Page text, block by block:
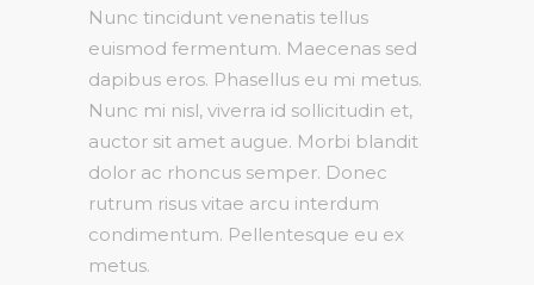
Nunc tincidunt venenatis tellus
euismod fermentum. Maecenas sed
dapibus eros. Phasellus eu mi metus.
Nunc mi nisl, viverra id sollicitudin et,
auctor sit amet augue. Morbi blandit
dolor ac rhoncus semper. Donec
rutrum risus vitae arcu interdum
condimentum. Pellentesque eu ex
metus.